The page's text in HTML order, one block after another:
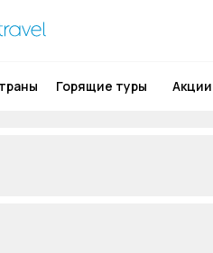
Горящие туры Акции